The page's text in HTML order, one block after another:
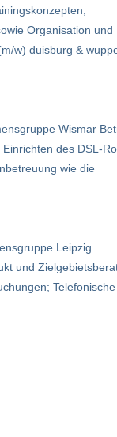
Organisation und
w) duisburg &
Wismar
des DSL-
wie die
Leipzig
und